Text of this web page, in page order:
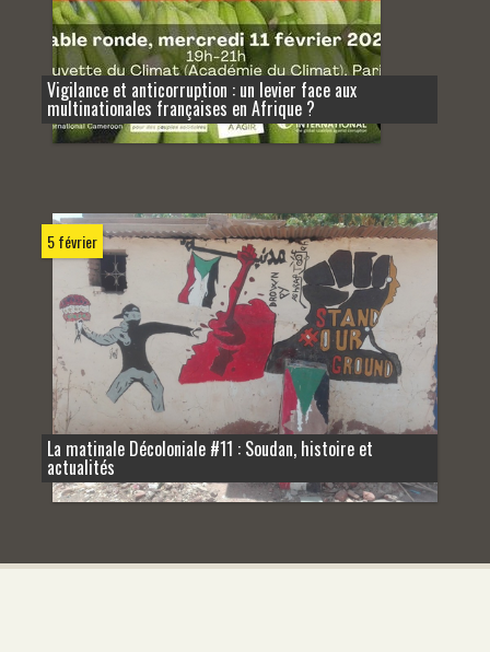
Vigilance et anticorruption : un levier face aux
multinationales françaises en Afrique ?
5 février
La matinale Décoloniale #11 : Soudan, histoire et
actualités